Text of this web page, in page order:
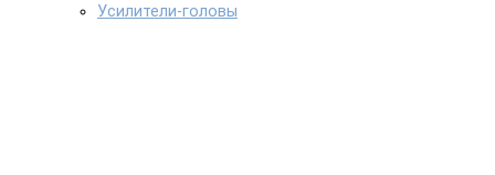
Усилители-головы